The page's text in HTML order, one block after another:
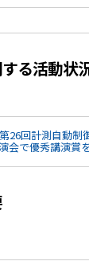
る活動状
回計測自動制
会で優秀講演賞